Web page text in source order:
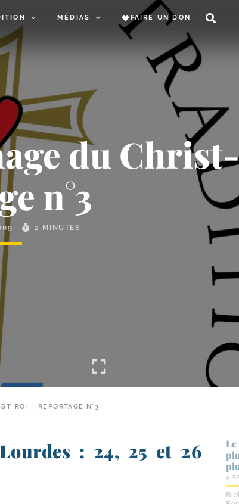
MÉDIAS FAIRE UN DON
du
n°3
2 MINUTES
​ROI – REPORTAGE N°3
: 24, 25 et 26